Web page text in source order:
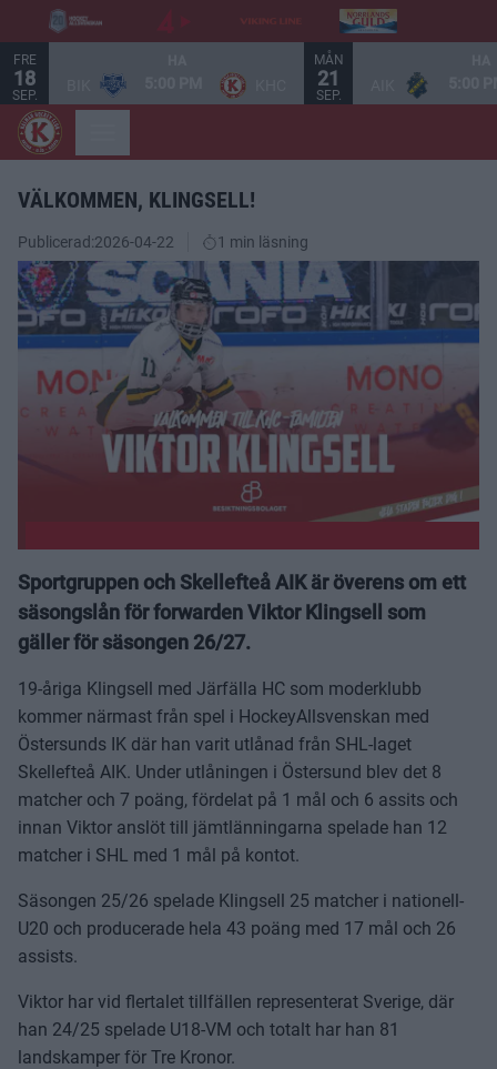
FRE
18
SEP.
MÅN
21
SEP.
VÄLKOMMEN, KLINGSELL!
Publicerad:2026-04-22 1 min läsning
Sportgruppen och Skellefteå AIK är överens om ett
säsongslån för forwarden Viktor Klingsell som
gäller för säsongen 26/27.
19-åriga Klingsell med Järfälla HC som moderklubb
kommer närmast från spel i HockeyAllsvenskan med
Östersunds IK där han varit utlånad från SHL-laget
Skellefteå AIK. Under utlåningen i Östersund blev det 8
matcher och 7 poäng, fördelat på 1 mål och 6 assits och
innan Viktor anslöt till jämtlänningarna spelade han 12
matcher i SHL med 1 mål på kontot.
Säsongen 25/26 spelade Klingsell 25 matcher i nationell-
U20 och producerade hela 43 poäng med 17 mål och 26
assists.
Viktor har vid flertalet tillfällen representerat Sverige, där
han 24/25 spelade U18-VM och totalt har han 81
landskamper för Tre Kronor.